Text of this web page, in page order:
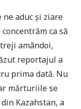
aduc și ziare
ca să
amândoi,
reportajul a
prima dată. Nu
mărturiile se
Kazahstan, a